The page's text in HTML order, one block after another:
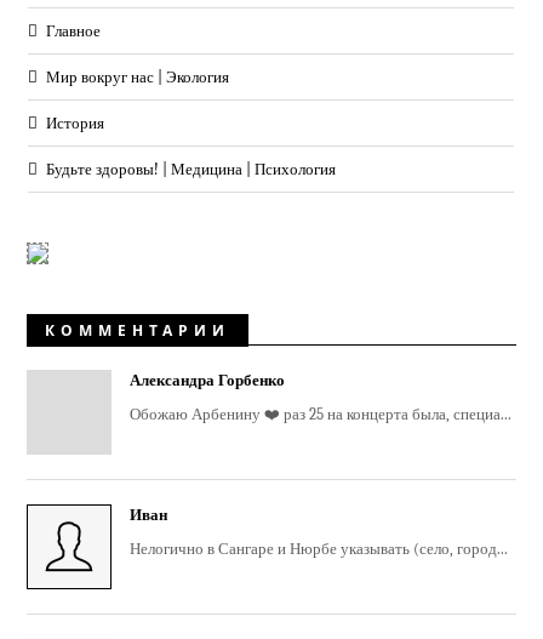
Главное
Мир вокруг нас | Экология
История
Будьте здоровы! | Медицина | Психология
КОММЕНТАРИИ
Александра Горбенко
Обожаю Арбенину ❤️ раз 25 на концерта была, специа...
Иван
Нелогично в Сангаре и Нюрбе указывать (село, город...